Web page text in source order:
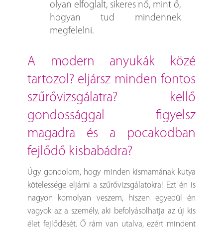
olyan elfoglalt, sikeres nő, mint ő,
hogyan tud mindennek
megfelelni.
a modern anyukák közé
tartozol? eljársz minden fontos
szűrővizsgálatra? kellő
gondossággal figyelsz
magadra és a pocakodban
fejlődő kisbabádra?
Úgy gondolom, hogy minden kismamának kutya
kötelessége eljárni a szűrővizsgálatokra! Ezt én is
nagyon komolyan veszem, hiszen egyedül én
vagyok az a személy, aki befolyásolhatja az új kis
élet fejlődését. Ő rám van utalva, ezért mindent